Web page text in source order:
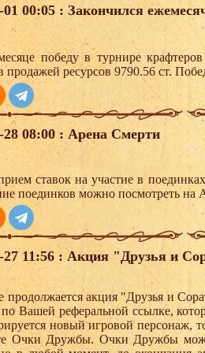
01 00:05 : Закончился
победу в турнире
продажей ресурсов 9790.56 ст.
28 08:00 : Арена Смерти
ставок на участие в
поединков можно посмотреть на
27 11:56 : Акция "Друзья и
продолжается акция "Друзья и
по Вашей реферальной ссылке,
новый игровой
Очки Дружбы. Очки Дружбы